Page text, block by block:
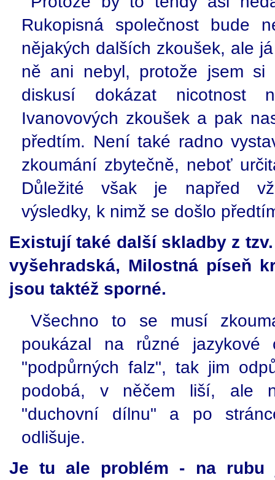
Rukopisná společnost bude
nějakých dalších zkoušek, ale
ně ani nebyl, protože jsem si
diskusí dokázat nicotnost
Ivanovových zkoušek a pak
předtím. Není také radno
zkoumání zbytečně, neboť
Důležité však je napřed
výsledky, k nimž se došlo
Existují také další skladby z
vyšehradská, Milostná píseň
jsou taktéž sporné.
Všechno to se musí
poukázal na různé jazykové
"podpůrných falz", tak jim
podobá, v něčem liší, ale
"duchovní dílnu" a po
odlišuje.
Je tu ale problém - na rubu